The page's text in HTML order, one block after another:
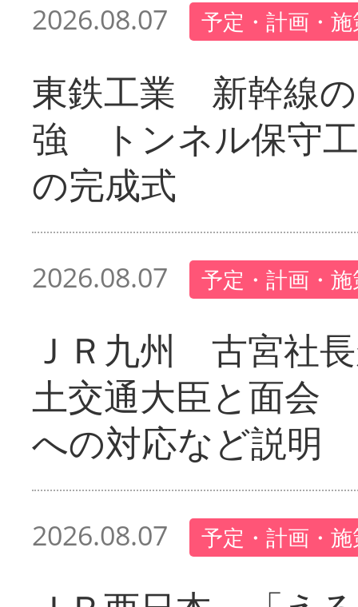
2026.08.07 予定・計画・
東鉄工業 新幹線
強 トンネル保守
の完成式
2026.08.07 予定・計画・
ＪＲ九州 古宮社
土交通大臣と面会
への対応など説明
2026.08.07 予定・計画・